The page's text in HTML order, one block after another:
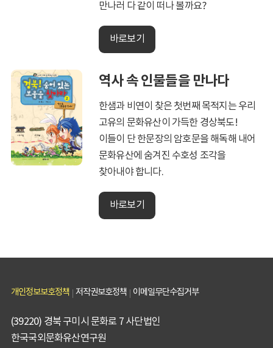
만나러 다 같이 떠나 볼까요?
바로보기
역사 속 인물들을 만나다
한샘과 비연이 찾은 첫번째 목적지는 우리
고유의 문화유산이 가득한 경상북도!
이들이 단 한문장의 암호문을 해독해 내어
문화유산에 숨겨진 수호성 조각을
찾아내야 합니다.
바로보기
개인정보보호정책 저작권보호정책 이메일무단수집거부
(39220) 경북 구미시 문화로 7 사단법인
한국국외문화유산연구원